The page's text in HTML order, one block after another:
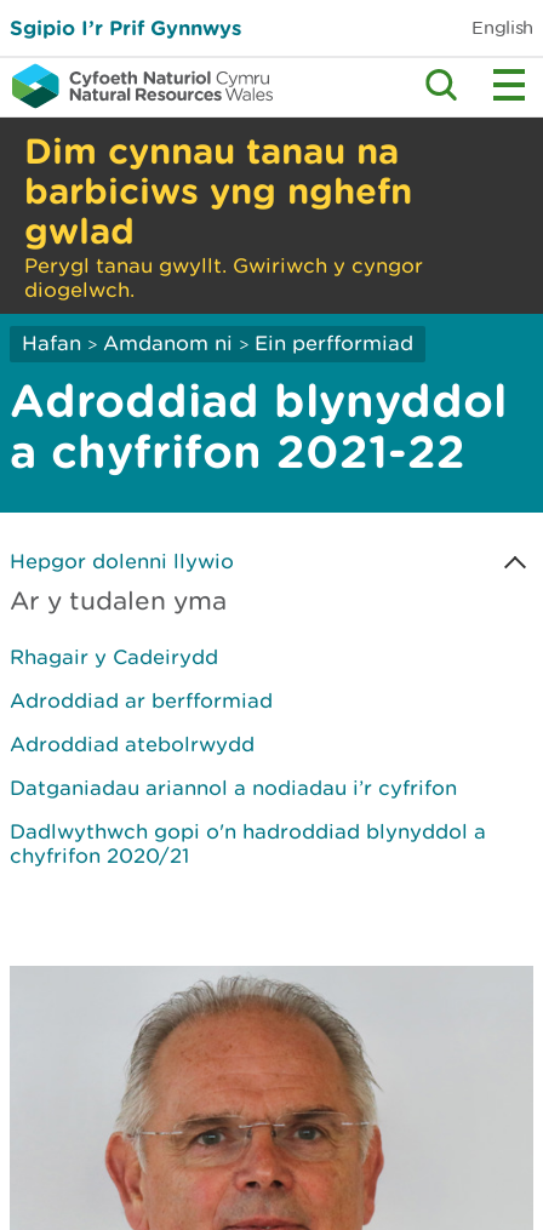
Sgipio I’r Prif Gynnwys English
Dim cynnau tanau na
barbiciws yng nghefn
gwlad
Perygl tanau gwyllt. Gwiriwch y cyngor
diogelwch.
Hafan > Amdanom ni > Ein perfformiad
Adroddiad blynyddol
a chyfrifon 2021-22
Hepgor dolenni llywio
Ar y tudalen yma
Rhagair y Cadeirydd
Adroddiad ar berfformiad
Adroddiad atebolrwydd
Datganiadau ariannol a nodiadau i’r cyfrifon
Dadlwythwch gopi o'n hadroddiad blynyddol a
chyfrifon 2020/21